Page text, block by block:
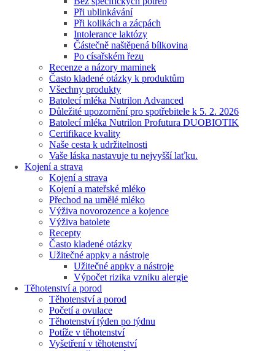
Při ublinkávání
Při kolikách a zácpách
Intolerance laktózy
Částečně naštěpená bílkovina
Po císařském řezu
Recenze a názory maminek
Často kladené otázky k produktům
Všechny produkty
Batolecí mléka Nutrilon Advanced
Důležité upozornění pro spotřebitele k 5. 2. 2026
Batolecí mléka Nutrilon Profutura DUOBIOTIK
Certifikace kvality
Naše cesta k udržitelnosti
Vaše láska nastavuje tu nejvyšší laťku.
Kojení a strava
Kojení a strava
Kojení a mateřské mléko
Přechod na umělé mléko
Výživa novorozence a kojence
Výživa batolete
Recepty
Často kladené otázky
Užitečné appky a nástroje
Užitečné appky a nástroje
Výpočet rizika vzniku alergie
Těhotenství a porod
Těhotenství a porod
Početí a ovulace
Těhotenství týden po týdnu
Potíže v těhotenství
Vyšetření v těhotenství